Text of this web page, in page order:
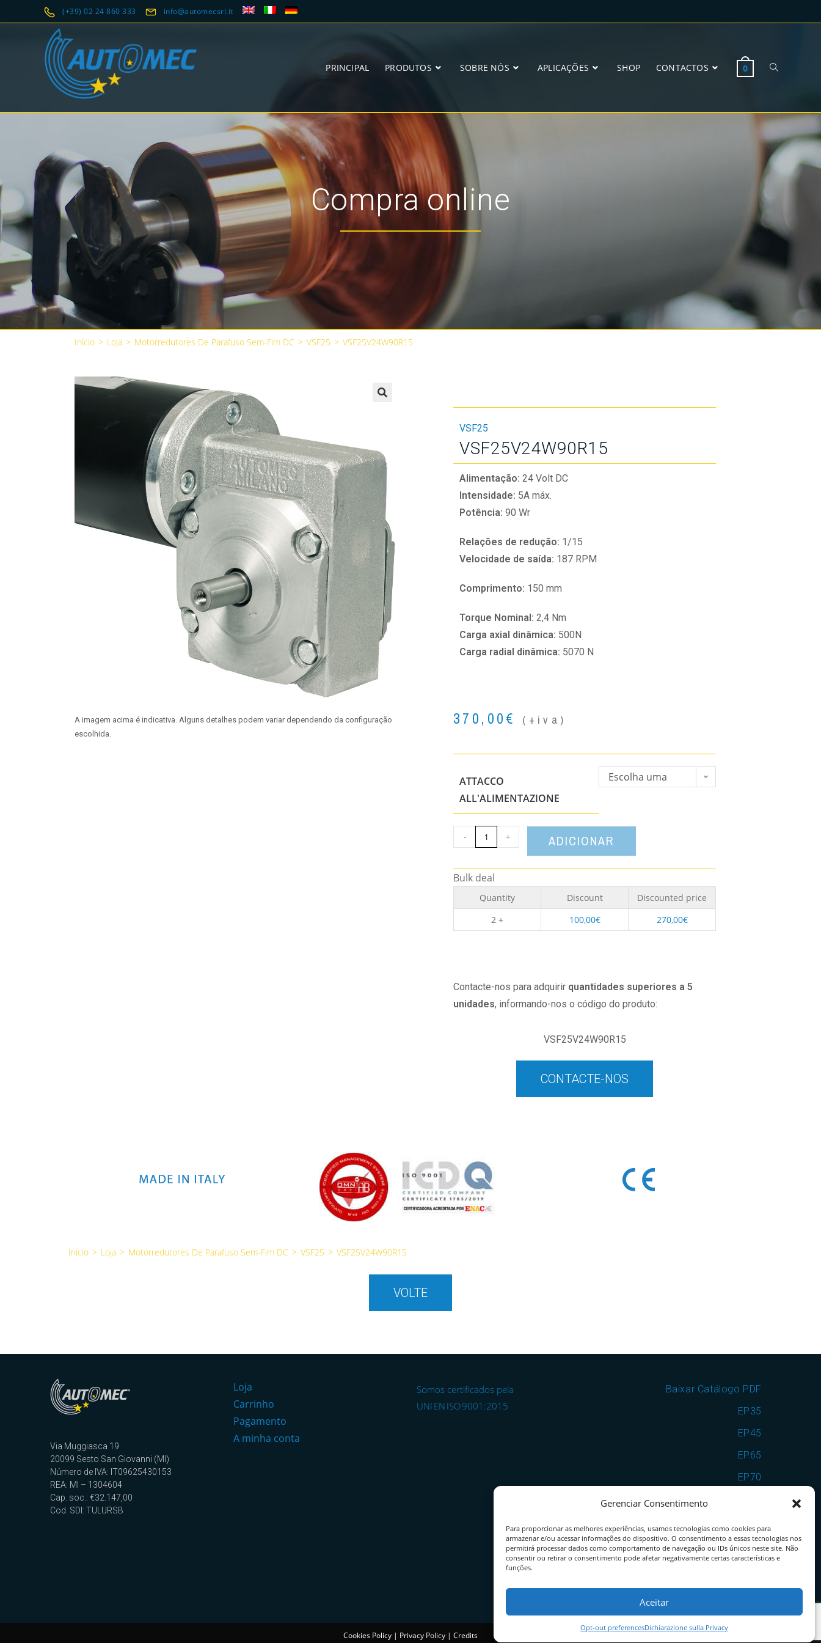
Gerenciar Consentimento
Para proporcionar as melhores experiências, usamos tecnologias como cookies para
armazenar e/ou acessar informações do dispositivo. O consentimento a essas tecnologias nos
permitirá processar dados como comportamento de navegação ou IDs únicos neste site. Não
consentir ou retirar o consentimento pode afetar negativamente certas características e
funções.
Aceitar
Opt-out preferencesDichiarazione sulla Privacy
(+39) 02 24 860 333 info@automecsrl.it
PRINCIPAL PRODUTOS SOBRE NÓS APLICAÇÕES SHOP CONTACTOS 0
Compra online
Início > Loja > Motorredutores De Parafuso Sem-Fim DC > VSF25 > VSF25V24W90R15
A imagem acima é indicativa. Alguns detalhes podem variar dependendo da configuração
escolhida.
VSF25
VSF25V24W90R15
Alimentação: 24 Volt DC
Intensidade: 5A máx.
Potência: 90 Wr
Relações de redução: 1/15
Velocidade de saída: 187 RPM
Comprimento: 150 mm
Torque Nominal: 2,4 Nm
Carga axial dinâmica: 500N
Carga radial dinâmica: 5070 N
370,00€ (+iva)
ATTACCO
ALL'ALIMENTAZIONE
Escolha uma
- + ADICIONAR
Bulk deal
Quantity Discount
Discounted price
2 +
100,00€ 270,00€
Contacte-nos para adquirir quantidades superiores a 5
unidades, informando-nos o código do produto:
VSF25V24W90R15
CONTACTE-NOS
Início > Loja > Motorredutores De Parafuso Sem-Fim DC > VSF25 > VSF25V24W90R15
VOLTE
Via Muggiasca 19
20099 Sesto San Giovanni (MI)
Número de IVA: IT09625430153
REA: MI – 1304604
Cap. soc.: €32.147,00
Cod. SDI: TULURSB
Loja
Carrinho
Pagamento
A minha conta
Somos certificados pela
UNI EN ISO 9001:2015
Baixar Catálogo PDF
EP35
EP45
EP65
EP70
VSF35
VSF35EP70
Cookies Policy | Privacy Policy | Credits